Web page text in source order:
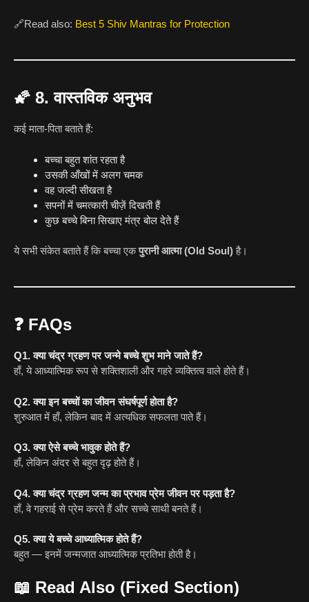
🔗Read also: Best 5 Shiv Mantras for Protection
🌠 8. वास्तविक अनुभव
कई माता-पिता बताते हैं:
बच्चा बहुत शांत रहता है
उसकी आँखों में अलग चमक
वह जल्दी सीखता है
सपनों में चमत्कारी चीज़ें दिखती हैं
कुछ बच्चे बिना सिखाए मंत्र बोल देते हैं
ये सभी संकेत बताते हैं कि बच्चा एकपुरानी आत्मा (Old Soul)है।
❓ FAQs
Q1. क्या चंद्र ग्रहण पर जन्मे बच्चे शुभ माने जाते हैं?
हाँ, ये आध्यात्मिक रूप से शक्तिशाली और गहरे व्यक्तित्व वाले होते हैं।
Q2. क्या इन बच्चों का जीवन संघर्षपूर्ण होता है?
शुरुआत में हाँ, लेकिन बाद में अत्यधिक सफलता पाते हैं।
Q3. क्या ऐसे बच्चे भावुक होते हैं?
हाँ, लेकिन अंदर से बहुत दृढ़ होते हैं।
Q4. क्या चंद्र ग्रहण जन्म का प्रभाव प्रेम जीवन पर पड़ता है?
हाँ, वे गहराई से प्रेम करते हैं और सच्चे साथी बनते हैं।
Q5. क्या ये बच्चे आध्यात्मिक होते हैं?
बहुत — इनमें जन्मजात आध्यात्मिक प्रतिभा होती है।
📖 Read Also (Fixed Section)